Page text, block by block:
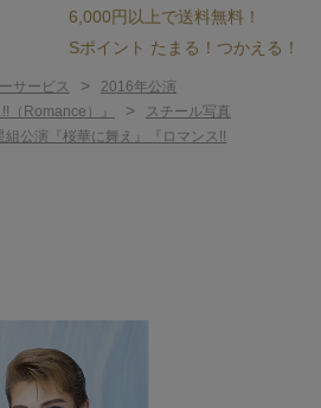
6,000円以上で送料無料！
Sポイント たまる！つかえる！
サービス > 2016年公演
（Romance）』 > スチール写真
公演『桜華に舞え』『ロマンス!!